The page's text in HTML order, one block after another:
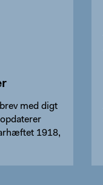
med digt
1918,